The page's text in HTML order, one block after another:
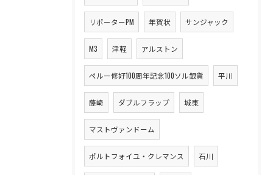
リポーターPM 年賀状 サンジャック
M3 津軽 アルストン
ペルー修好100周年記念100ソル銀貨 平川
藤崎 ダブルフラップ 城東
マストヴァンドーム
ポルトフォイユ・クレマンス 石川